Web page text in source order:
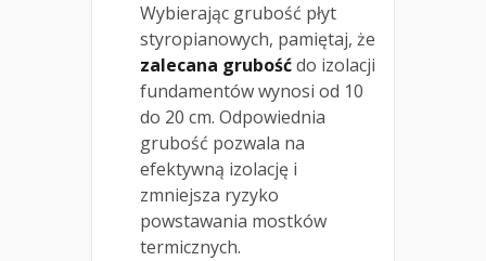
Wybierając grubość płyt
styropianowych, pamiętaj, że
zalecana grubośćdo izolacji
fundamentów wynosi od 10
do 20 cm. Odpowiednia
grubość pozwala na
efektywną izolację i
zmniejsza ryzyko
powstawania mostków
termicznych.